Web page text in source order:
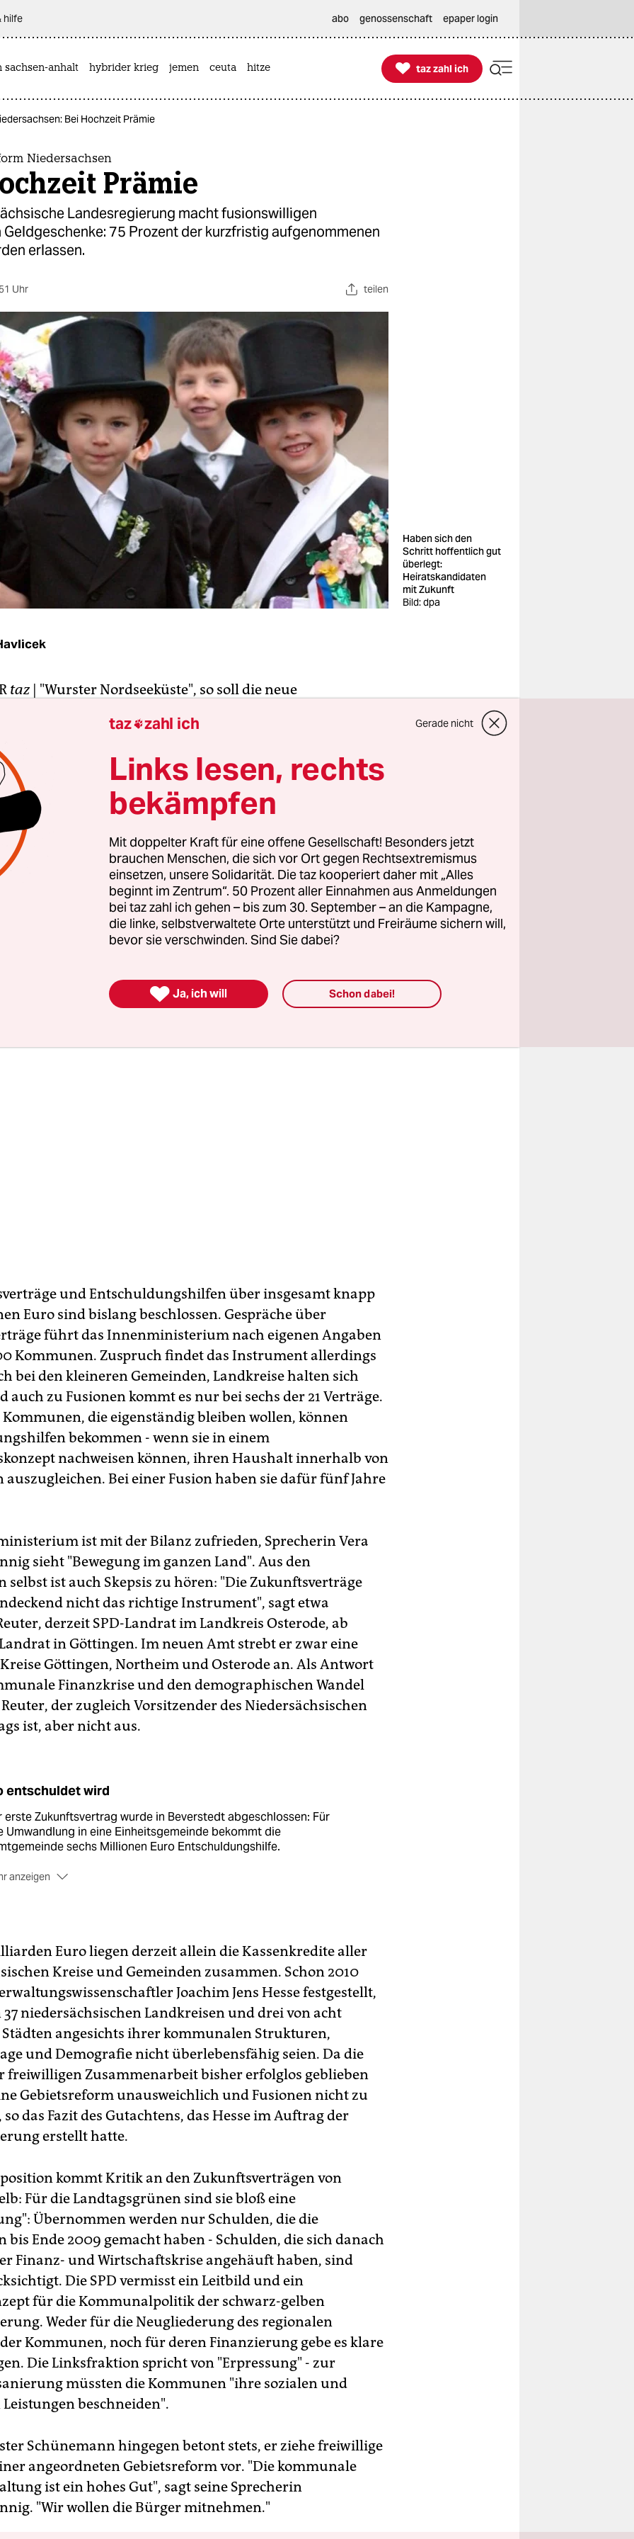
hilfe abo genossenschaft epaper login
sachsen-anhalt hybrider krieg jemen ceuta hitze 
taz zahl ich
taz zahl ich
Bei Hochzeit Prämie
Niedersachsen
Prämie
Landesregierung macht fusionswilligen
Geldgeschenke: 75 Prozent der kurzfristig aufgenommenen
erlassen.
Uhr teilen
Haben sich den
Schritt hoffentlich gut
überlegt:
Heiratskandidaten
mit Zukunft
Bild: dpa
taz | "Wurster Nordseeküste", so soll die neue
ab 2014 bilden werden. Selbst ein Bürgerbegehren
Fusion nicht verhindern: Montag wurde sie mit einem
Zukunftsvertrag besiegelt. Gleich vier solcher Verträge
Innenminister Uwe Schünemann (CDU) in
mit klammen Kreisen und Gemeinden ab.
haben Land und kommunale Spitzenverbände die
der Zukunftsverträge beschlossen: Bei einer Fusion
bis zu 75 Prozent der kurzfristig
Kredite quasi als Hochzeitsprämie. Ende Oktober
der Kommunen für einen Zukunftsvertrag
70 Millionen Euro stellen Land und Kommunen dafür ab
und Entschuldungshilfen über insgesamt knapp
Euro sind bislang beschlossen. Gespräche über
führt das Innenministerium nach eigenen Angaben
Kommunen. Zuspruch findet das Instrument allerdings
bei den kleineren Gemeinden, Landkreise halten sich
auch zu Fusionen kommt es nur bei sechs der 21 Verträge.
die eigenständig bleiben wollen, können
bekommen - wenn sie in einem
nachweisen können, ihren Haushalt innerhalb von
auszugleichen. Bei einer Fusion haben sie dafür fünf Jahre
ist mit der Bilanz zufrieden, Sprecherin Vera
sieht "Bewegung im ganzen Land". Aus den
selbst ist auch Skepsis zu hören: "Die Zukunftsverträge
nicht das richtige Instrument", sagt etwa
derzeit SPD-Landrat im Landkreis Osterode, ab
in Göttingen. Im neuen Amt strebt er zwar eine
Göttingen, Northeim und Osterode an. Als Antwort
Finanzkrise und den demographischen Wandel
der zugleich Vorsitzender des Niedersächsischen
ist, aber nicht aus.
entschuldet wird
erste Zukunftsvertrag wurde in Beverstedt abgeschlossen: Für
Umwandlung in eine Einheitsgemeinde bekommt die
sechs Millionen Euro Entschuldungshilfe.
anzeigen
Landkreis
mit Zukunftsvertrag ist bislang Uelzen: Der
erhält 60,37 Millionen Euro - bleibt aber eigenständig.
Stadt Hildesheim
verhandelt derzeit ebenfalls über einen
Um die Kriterien zu erfüllen, müsste die Stadt
39 Millionen Euro sparen.
Euro liegen derzeit allein die Kassenkredite aller
Kreise und Gemeinden zusammen. Schon 2010
Joachim Jens Hesse festgestellt,
37 niedersächsischen Landkreisen und drei von acht
angesichts ihrer kommunalen Strukturen,
und Demografie nicht überlebensfähig seien. Da die
freiwilligen Zusammenarbeit bisher erfolglos geblieben
Gebietsreform unausweichlich und Fusionen nicht zu
das Fazit des Gutachtens, das Hesse im Auftrag der
erstellt hatte.
kommt Kritik an den Zukunftsverträgen von
Für die Landtagsgrünen sind sie bloß eine
Übernommen werden nur Schulden, die die
bis Ende 2009 gemacht haben - Schulden, die sich danach
Finanz- und Wirtschaftskrise angehäuft haben, sind
Die SPD vermisst ein Leitbild und ein
für die Kommunalpolitik der schwarz-gelben
Weder für die Neugliederung des regionalen
Kommunen, noch für deren Finanzierung gebe es klare
Die Linksfraktion spricht von "Erpressung" - zur
müssten die Kommunen "ihre sozialen und
beschneiden".
Schünemann hingegen betont stets, er ziehe freiwillige
angeordneten Gebietsreform vor. "Die kommunale
ist ein hohes Gut", sagt seine Sprecherin
"Wir wollen die Bürger mitnehmen."
taz zahl ich Gerade nicht
Links lesen, rechts
bekämpfen
Mit doppelter Kraft für eine offene Gesellschaft! Besonders jetzt
brauchen Menschen, die sich vor Ort gegen Rechtsextremismus
einsetzen, unsere Solidarität. Die taz kooperiert daher mit „Alles
beginnt im Zentrum“. 50 Prozent aller Einnahmen aus Anmeldungen
bei taz zahl ich gehen – bis zum 30. September – an die Kampagne,
die linke, selbstverwaltete Orte unterstützt und Freiräume sichern will,
bevor sie verschwinden. Sind Sie dabei?
 Ja, ich will Schon dabei!